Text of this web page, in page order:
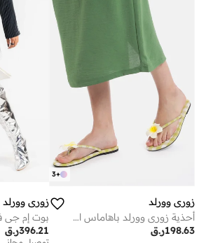
+
3
زوري وورلد
أحذية زوري وورلد باهاماس الخضراء الصيفية المريحة والمطرزة بنقشة مربعات
ر.ق198.63
زوري وورلد
ر.ق396.21